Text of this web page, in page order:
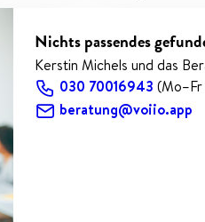
Nichts passendes
Kerstin Michels und das
030 70016943
beratung@voiio.app